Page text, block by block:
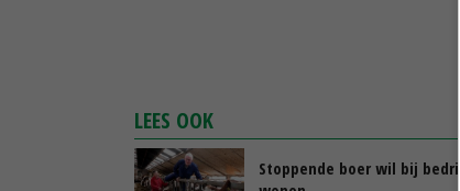
LEES OOK
Stoppende boer wil bij